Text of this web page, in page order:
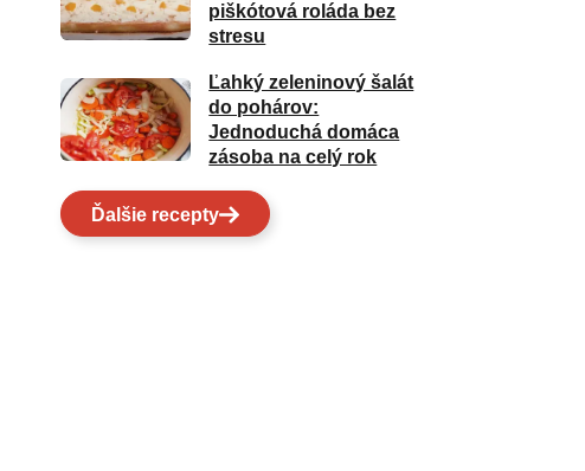
piškótová roláda bez
stresu
Ľahký zeleninový šalát
do pohárov:
Jednoduchá domáca
zásoba na celý rok
Ďalšie recepty